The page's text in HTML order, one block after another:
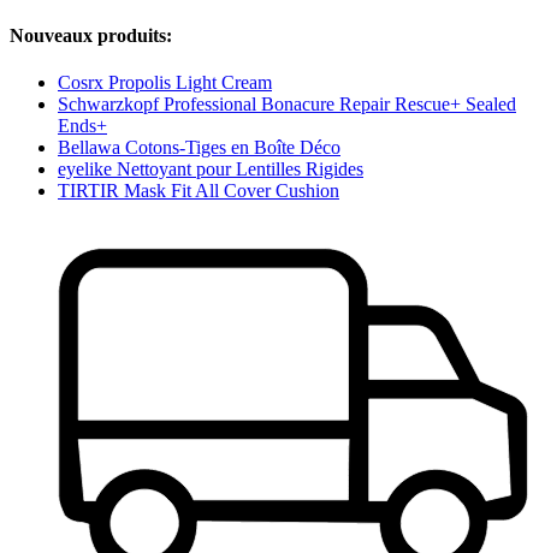
Nouveaux produits:
Cosrx Propolis Light Cream
Schwarzkopf Professional Bonacure Repair Rescue+ Sealed
Ends+
Bellawa Cotons-Tiges en Boîte Déco
eyelike Nettoyant pour Lentilles Rigides
TIRTIR Mask Fit All Cover Cushion